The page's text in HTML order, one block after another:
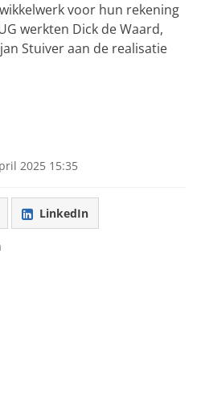
voor hun rekening
werkten Dick de Waard,
Stuiver aan de realisatie
2025 15:35
LinkedIn